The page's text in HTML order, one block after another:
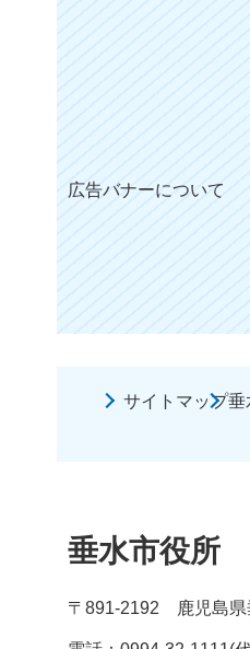
広告バナーについて
サイトマップ垂
垂水市役所
〒891-2192 鹿児島